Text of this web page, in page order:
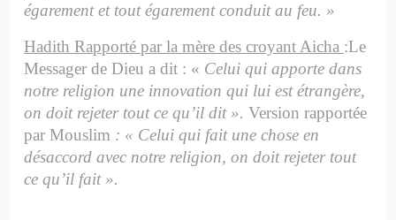
égarement et tout égarement conduit au feu. »
Hadith Rapporté par la mère des croyant Aicha :Le
Messager de Dieu a dit : « Celui qui apporte dans
notre religion une innovation qui lui est étrangère,
on doit rejeter tout ce qu’il dit ». Version rapportée
par Mouslim : « Celui qui fait une chose en
désaccord avec notre religion, on doit rejeter tout
ce qu’il fait ».